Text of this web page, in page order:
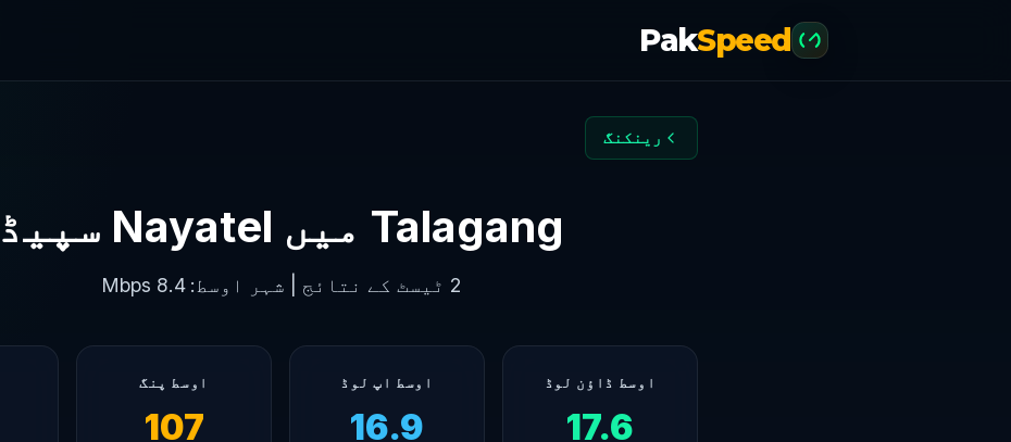
PakSpeed
رینکنگ
Talagang میں Nayatel سپیڈ
2 ٹیسٹ کے نتائج | شہر اوسط: 8.4 Mbps
اوسط ڈاؤن لوڈ
17.6
اوسط اپ لوڈ
16.9
اوسط پنگ
107